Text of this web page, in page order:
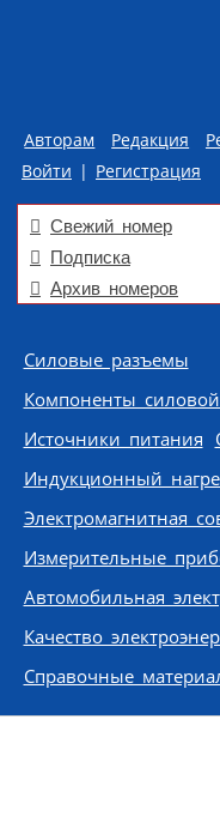
Авторам Редакция
Войти | Регистрация
Свежий номер
Подписка
Архив номеров
Skip to content
Силовые разъемы
Компоненты
Источники питания
Индукционный
Электромагнитная
Измерительные
Автомобильная
Качество
Справочные